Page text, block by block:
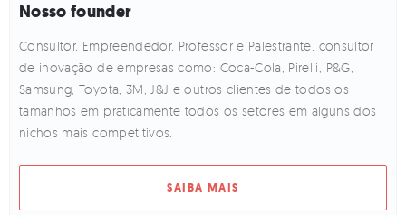
Nosso founder
Consultor, Empreendedor, Professor e Palestrante, consultor
de inovação de empresas como: Coca-Cola, Pirelli, P&G,
Samsung, Toyota, 3M, J&J e outros clientes de todos os
tamanhos em praticamente todos os setores em alguns dos
nichos mais competitivos.
SAIBA MAIS